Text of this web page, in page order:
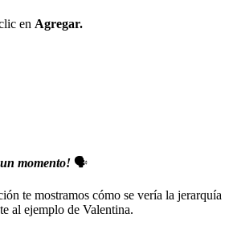
en Agregar.
momento! 🗣️
te mostramos cómo se vería la jerarquía
al ejemplo de Valentina.